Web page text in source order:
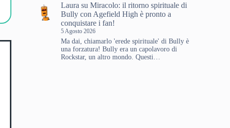
Laura suMiracolo: il ritorno spirituale di
Bully con Agefield High è pronto a
conquistare i fan!
5 Agosto 2026
Ma dai, chiamarlo 'erede spirituale' di Bully è
una forzatura! Bully era un capolavoro di
Rockstar, un altro mondo. Questi…